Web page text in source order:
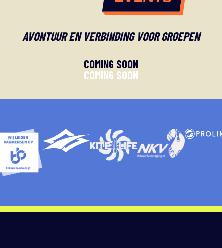
AVONTUUR EN VERBINDING VOOR GROEPEN
COMING SOON